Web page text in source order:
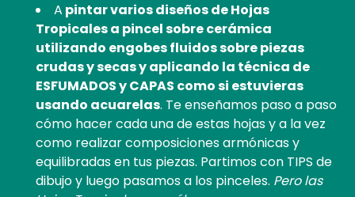
A pintar varios diseños de Hojas
Tropicales a pincel sobre cerámica
utilizando engobes fluidos sobre piezas
crudas y secas y aplicando la técnica de
ESFUMADOS y CAPAS como si estuvieras
usando acuarelas. Te enseñamos paso a paso
cómo hacer cada una de estas hojas y a la vez
como realizar composiciones armónicas y
equilibradas en tus piezas. Partimos con TIPS de
dibujo y luego pasamos a los pinceles. Pero las